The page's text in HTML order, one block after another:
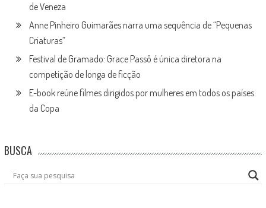
de Veneza
Anne Pinheiro Guimarães narra uma sequência de “Pequenas
Criaturas”
Festival de Gramado: Grace Passô é única diretora na
competição de longa de ficção
E-book reúne filmes dirigidos por mulheres em todos os países
da Copa
BUSCA